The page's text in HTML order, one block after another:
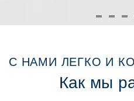
С НАМИ ЛЕГКО И
Как мы